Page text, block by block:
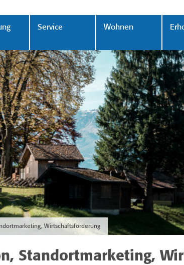
Service Wohnen
Wirtschaftsförderung
Standortmarketing,